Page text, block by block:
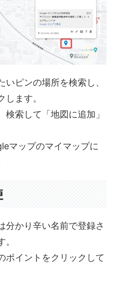
ピンの場所を検索し、
します。
検索して「地図に追加」
マップのマイマップに
分かり辛い名前で登録さ
ポイントをクリックして